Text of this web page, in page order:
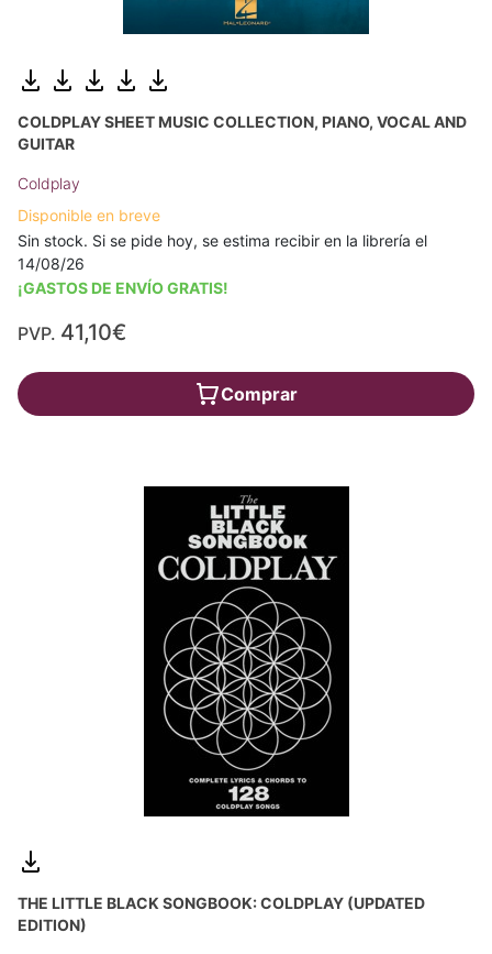
COLDPLAY SHEET MUSIC COLLECTION, PIANO, VOCAL AND
GUITAR
Coldplay
Disponible en breve
Sin stock. Si se pide hoy, se estima recibir en la librería el
14/08/26
¡GASTOS DE ENVÍO GRATIS!
PVP. 41,10€
Comprar
THE LITTLE BLACK SONGBOOK: COLDPLAY (UPDATED
EDITION)